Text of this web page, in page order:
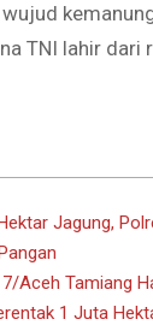
TNI lahir dari
Jagung,
Aceh Tamiang
1 Juta